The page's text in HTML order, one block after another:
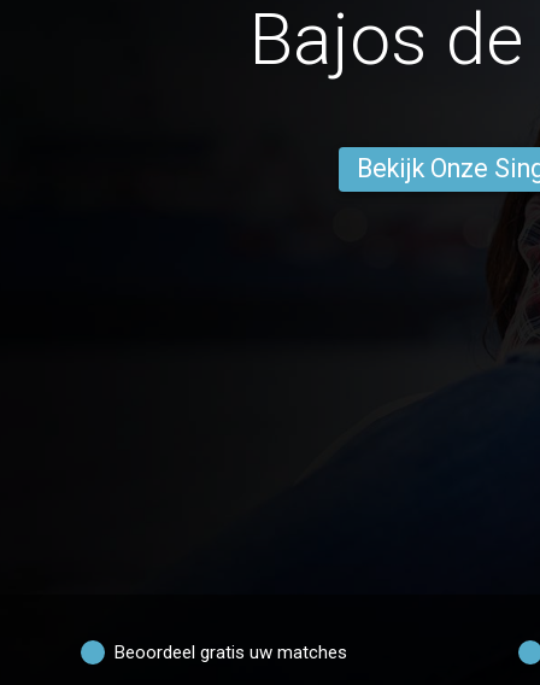
Bajos
Bekijk Onze
Beoordeel gratis uw matches